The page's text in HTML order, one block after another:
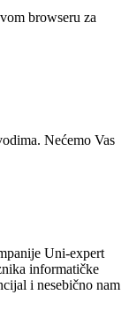
browseru za
Nećemo Vas
Uni-expert
informatičke
i nesebično nam